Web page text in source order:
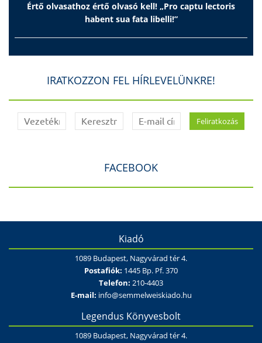
Értő olvasathoz értő olvasó kell! „Pro captu lectoris
habent sua fata libelli!”
IRATKOZZON FEL HÍRLEVELÜNKRE!
FACEBOOK
Kiadó
1089 Budapest, Nagyvárad tér 4.
Postafiók: 1445 Bp. Pf. 370
Telefon: 210-4403
E-mail: info@semmelweiskiado.hu
Legendus Könyvesbolt
1089 Budapest, Nagyvárad tér 4.